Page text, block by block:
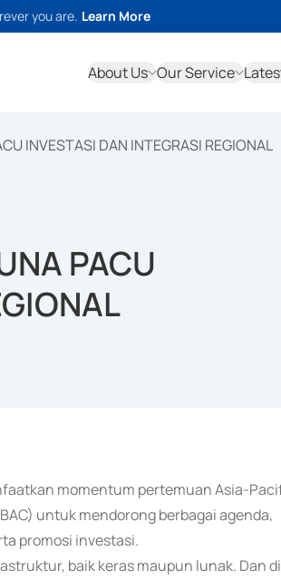
you are. Learn More
About Us Our Service
INVESTASI DAN INTEGRASI REGIONAL
PACU
momentum pertemuan Asia-
untuk mendorong berbagai agenda,
promosi investasi.
baik keras maupun lunak. Dan